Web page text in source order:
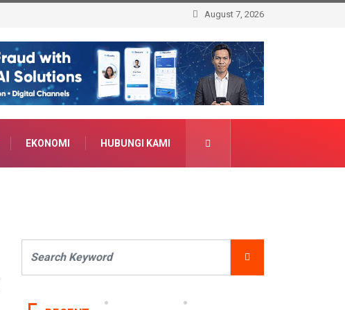
August 7, 2026
EKONOMI HUBUNGI KAMI